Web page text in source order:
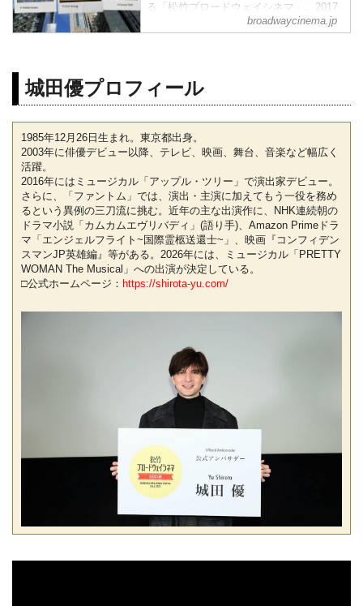
る「松竹ブロードウェイシネマ」。2017
年の特別上映の成功を受け、2019年4月か
イシネマ 2025 秋」として、10月31日よ
り「エニシング・ゴーズ」を皮切りに、
28日より「タイタニック」と、立て続け
にシーズンとして全国順次公開致しま...
broadwaycinema.jp
城田優プロフィール
1985年12月26日生まれ。東京都出身。
2003年に俳優デビュー以降、テレビ、映画、舞台、音楽など幅広く
活躍。
2016年にはミュージカル「アップル・ツリー」で演出家デビュー。
さらに、「ファントム」では、演出・主演に加えてもう一役を務め
るという異例の三刀流に挑む。近年の主な出演作に、NHK連続朝の
ドラマ小説「カムカムエヴリバディ」(語り手)、Amazon Primeドラ
マ「エンジェルフライト~国際霊柩送還士~」、映画『コンフィデン
スマンJP英雄編』等がある。2026年には、ミュージカル「PRETTY
WOMAN The Musical」への出演が決定している。
□公式ホームページ： https://shirota-yu.com/